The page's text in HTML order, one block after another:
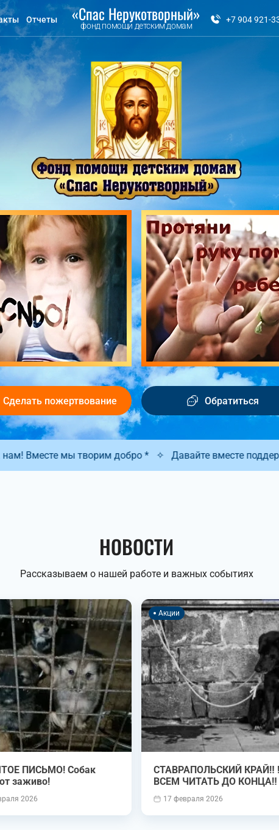
Отчеты «Спас Нерукотворный»
фонд помощи детским домам
+7 904 921-
Сделать пожертвование Обратиться
* ✧ Давайте вместе поддержим добрые
НОВОСТИ
Рассказываем о нашей работе и важных событиях
ПИСЬМО! Собак
заживо!
2026
Акции
СТАВРАПОЛЬСКИЙ КРАЙ‼️
ВСЕМ ЧИТАТЬ ДО КОНЦА‼️
17 февраля 2026